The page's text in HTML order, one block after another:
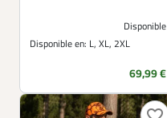
Disponible
Disponible en: L, XL, 2XL
Prix
69,99 €